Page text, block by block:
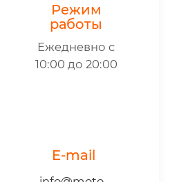
Режим
работы
Ежедневно с
10:00 до 20:00
E-mail